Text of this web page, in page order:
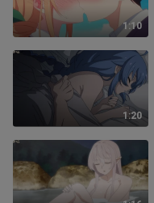
1:10
1:20